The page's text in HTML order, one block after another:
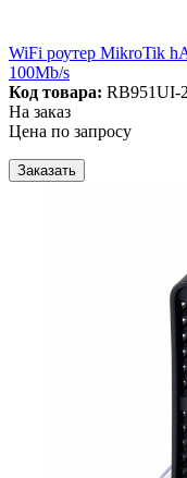
WiFi роутер MikroTik
100Mb/s
Код товара: RB951UI-
На заказ
Цена по запросу
Заказать